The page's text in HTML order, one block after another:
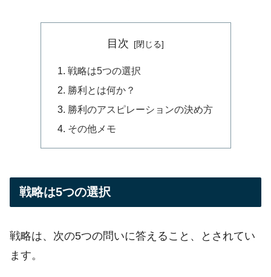
目次
戦略は5つの選択
勝利とは何か？
勝利のアスピレーションの決め方
その他メモ
戦略は5つの選択
戦略は、次の5つの問いに答えること、とされてい
ます。